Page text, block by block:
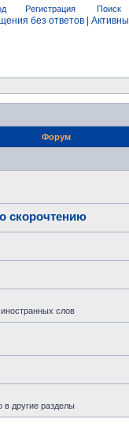
Регистрация Поиск
без ответов
Форум
скорочтению
слов
в другие разделы